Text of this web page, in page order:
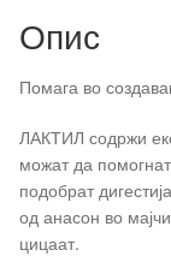
30% уреа 75 мл
Опис
Помага во
ЛАКТИЛ содржи
можат да
подобрат
од анасон во
цицаат.